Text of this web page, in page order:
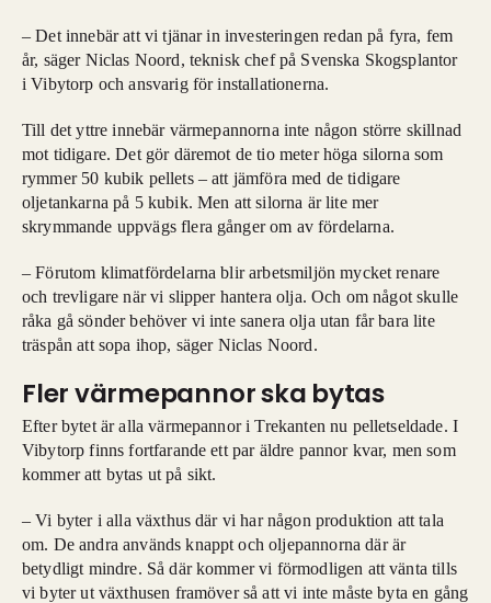
– Det innebär att vi tjänar in investeringen redan på fyra, fem
år, säger Niclas Noord, teknisk chef på Svenska Skogsplantor
i Vibytorp och ansvarig för installationerna.
Till det yttre innebär värmepannorna inte någon större skillnad
mot tidigare. Det gör däremot de tio meter höga silorna som
rymmer 50 kubik pellets – att jämföra med de tidigare
oljetankarna på 5 kubik. Men att silorna är lite mer
skrymmande uppvägs flera gånger om av fördelarna.
– Förutom klimatfördelarna blir arbetsmiljön mycket renare
och trevligare när vi slipper hantera olja. Och om något skulle
råka gå sönder behöver vi inte sanera olja utan får bara lite
träspån att sopa ihop, säger Niclas Noord.
Fler värmepannor ska bytas
Efter bytet är alla värmepannor i Trekanten nu pelletseldade. I
Vibytorp finns fortfarande ett par äldre pannor kvar, men som
kommer att bytas ut på sikt.
– Vi byter i alla växthus där vi har någon produktion att tala
om. De andra används knappt och oljepannorna där är
betydligt mindre. Så där kommer vi förmodligen att vänta tills
vi byter ut växthusen framöver så att vi inte måste byta en gång